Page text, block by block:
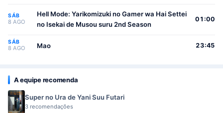
SÁB
8 AGO
Hell Mode: Yarikomizuki no Gamer wa Hai Settei
no Isekai de Musou suru 2nd Season
01:00
SÁB
8 AGO Mao 23:45
A equipe recomenda
Super no Ura de Yani Suu Futari
3 recomendações